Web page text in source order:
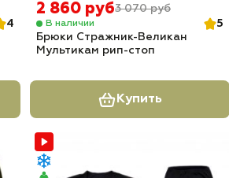
4
2 860 руб3 070 руб
В наличии
5
Брюки Стражник-Великан
Мультикам рип-стоп
Купить